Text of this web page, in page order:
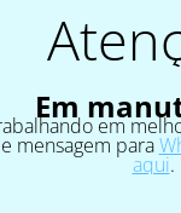
Em em
mensagem para
aqui.